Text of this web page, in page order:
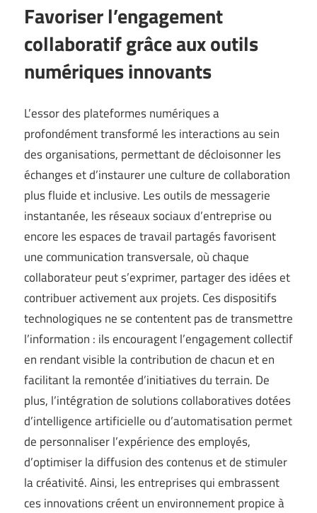
Favoriser l’engagement
collaboratif grâce aux outils
numériques innovants
L’essor des plateformes numériques a
profondément transformé les interactions au sein
des organisations, permettant de décloisonner les
échanges et d’instaurer une culture de collaboration
plus fluide et inclusive. Les outils de messagerie
instantanée, les réseaux sociaux d’entreprise ou
encore les espaces de travail partagés favorisent
une communication transversale, où chaque
collaborateur peut s’exprimer, partager des idées et
contribuer activement aux projets. Ces dispositifs
technologiques ne se contentent pas de transmettre
l’information : ils encouragent l’engagement collectif
en rendant visible la contribution de chacun et en
facilitant la remontée d’initiatives du terrain. De
plus, l’intégration de solutions collaboratives dotées
d’intelligence artificielle ou d’automatisation permet
de personnaliser l’expérience des employés,
d’optimiser la diffusion des contenus et de stimuler
la créativité. Ainsi, les entreprises qui embrassent
ces innovations créent un environnement propice à